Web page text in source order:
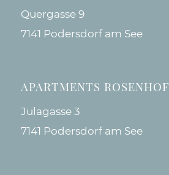
Quergasse 9
7141 Podersdorf am See
APARTMENTS ROSENHOF
Julagasse 3
7141 Podersdorf am See